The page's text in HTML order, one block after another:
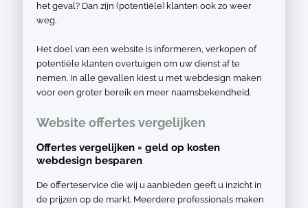
het geval? Dan zijn (potentiële) klanten ook zo weer
weg.
Het doel van een website is informeren, verkopen of
potentiële klanten overtuigen om uw dienst af te
nemen. In alle gevallen kiest u met webdesign maken
voor een groter bereik en meer naamsbekendheid.
Website offertes vergelijken
Offertes vergelijken = geld op kosten
webdesign besparen
De offerteservice die wij u aanbieden geeft u inzicht in
de prijzen op de markt. Meerdere professionals maken